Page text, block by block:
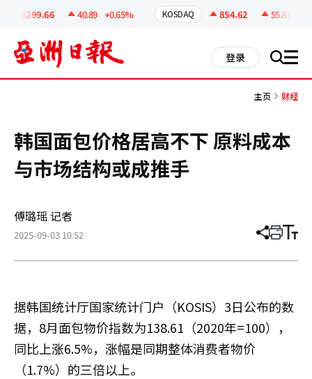
6299.66 40.89 +0.65% KOSDAQ 854.62 55.81
登录 搜 all
主页 财经
韩国面包价格居高不下 原料成本
与市场结构或成推手
傅璐瑶 记者
2025-09-03 10:52 分
章
打 调
小
据韩国统计厅国家统计门户（KOSIS）3日公布的数
据，8月面包物价指数为138.61（2020年=100），
同比上涨6.5%，涨幅是同期整体消费者物价
（1.7%）的三倍以上。